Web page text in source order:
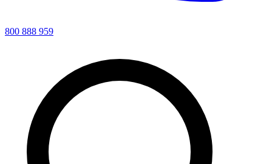
800 888 959